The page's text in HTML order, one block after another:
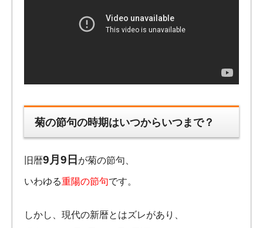
菊の節句の時期はいつからいつまで？
旧暦9月9日 が菊の節句、
いわゆる重陽の節句です。
しかし、現代の新暦とはズレがあり、